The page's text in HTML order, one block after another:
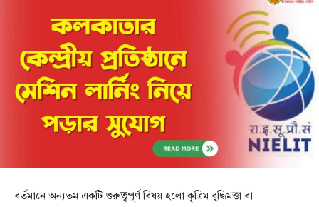
বর্তমানে অন্যতম একটি গুরুত্বপূর্ণ বিষয় হলো কৃত্রিম বুদ্ধিমত্তা বা